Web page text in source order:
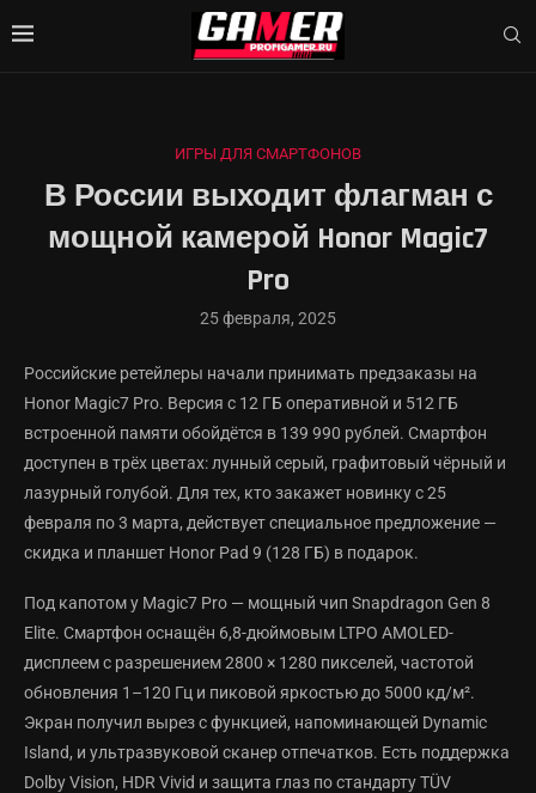
ИГРЫ ДЛЯ СМАРТФОНОВ
В России выходит флагман с
мощной камерой Honor Magic7
Pro
25 февраля, 2025
Российские ретейлеры начали принимать предзаказы на
Honor Magic7 Pro. Версия с 12 ГБ оперативной и 512 ГБ
встроенной памяти обойдётся в 139 990 рублей. Смартфон
доступен в трёх цветах: лунный серый, графитовый чёрный и
лазурный голубой. Для тех, кто закажет новинку с 25
февраля по 3 марта, действует специальное предложение —
скидка и планшет Honor Pad 9 (128 ГБ) в подарок.
Под капотом у Magic7 Pro — мощный чип Snapdragon Gen 8
Elite. Смартфон оснащён 6,8-дюймовым LTPO AMOLED-
дисплеем с разрешением 2800 × 1280 пикселей, частотой
обновления 1–120 Гц и пиковой яркостью до 5000 кд/м².
Экран получил вырез с функцией, напоминающей Dynamic
Island, и ультразвуковой сканер отпечатков. Есть поддержка
Dolby Vision, HDR Vivid и защита глаз по стандарту TÜV